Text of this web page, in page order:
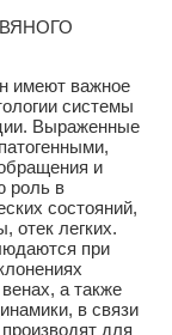
имеют важное
системы
Выраженные
и
роль в
состояний,
отек легких.
при
а также
в связи
для